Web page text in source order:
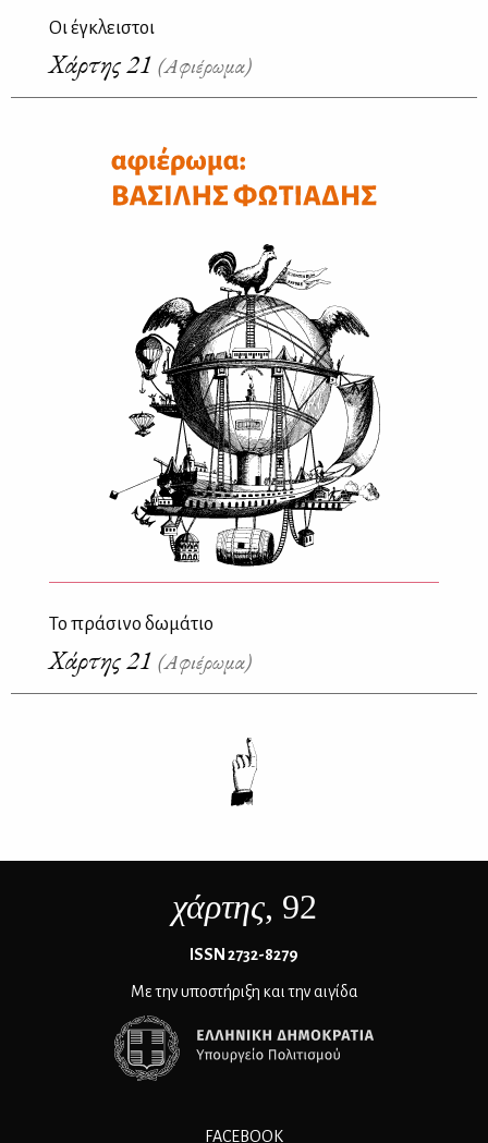
Οι έγκλειστοι
Χάρτης 21 (Αφιέρωμα)
Το πράσινο δωμάτιο
Χάρτης 21 (Αφιέρωμα)
χάρτης, 92
ΙSSN 2732-8279
Με την υποστήριξη και την αιγίδα
FACEBOOK